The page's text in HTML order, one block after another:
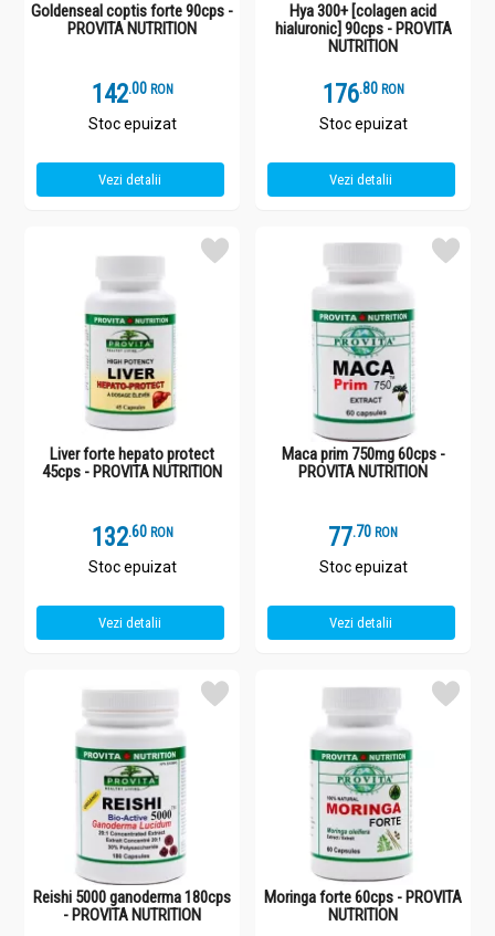
Goldenseal coptis forte 90cps -
PROVITA NUTRITION
142.0 RON
Stoc epuizat
Vezi detalii
Hya 300+ [colagen acid
hialuronic] 90cps - PROVITA
NUTRITION
176.8 RON
Stoc epuizat
Vezi detalii
Liver forte hepato protect
45cps - PROVITA NUTRITION
132.6 RON
Stoc epuizat
Vezi detalii
Maca prim 750mg 60cps -
PROVITA NUTRITION
77.7 RON
Stoc epuizat
Vezi detalii
Reishi 5000 ganoderma 180cps
- PROVITA NUTRITION
Moringa forte 60cps - PROVITA
NUTRITION